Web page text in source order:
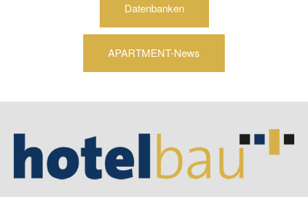
Datenbanken
APARTMENT-News